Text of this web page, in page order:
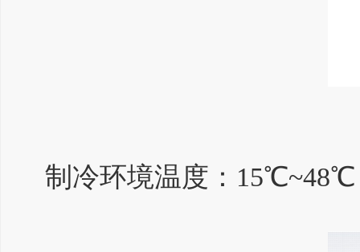
制冷环境温度：